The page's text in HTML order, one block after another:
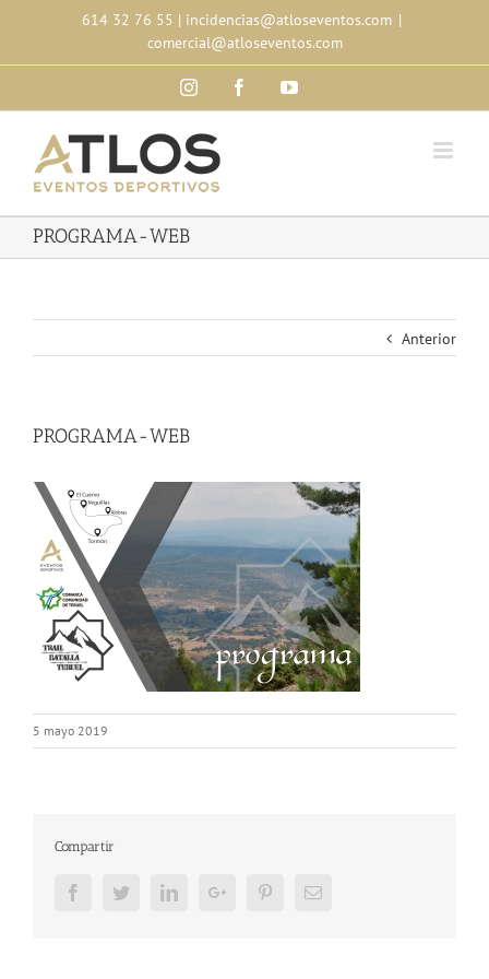
content
614 32 76 55 | incidencias@atloseventos.com |
comercial@atloseventos.com
InstagramFacebookYouTube
PROGRAMA-WEB
Anterior
PROGRAMA-WEB
5 mayo 2019
Compartir
FacebookTwitterLinkedInGoogle+ PinterestEmail